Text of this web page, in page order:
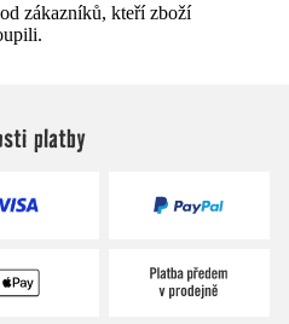
zákazníků, kteří zboží
platby